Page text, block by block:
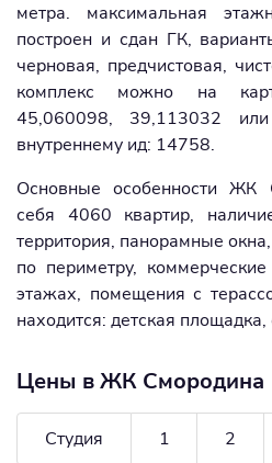
метра. максимальная
построен и сдан ГК,
черновая, предчистовая,
комплекс можно на
45,060098, 39,113032
внутреннему ид: 14758.
Основные особенности ЖК
себя 4060 квартир,
территория, панорамные
по периметру,
этажах, помещения с
находится: детская
Цены в ЖК Смородина
Студия 1 2